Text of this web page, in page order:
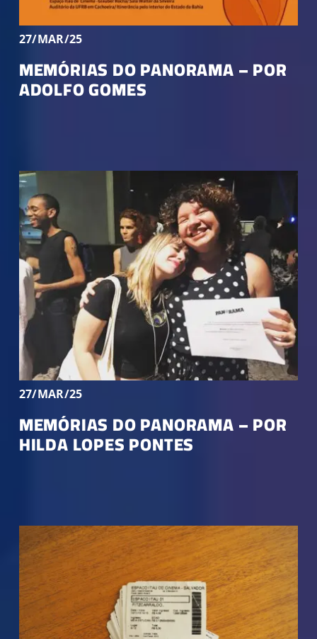
Parceiros
27/MAR/25
MEMÓRIAS DO PANORAMA – POR
ADOLFO GOMES
27/MAR/25
MEMÓRIAS DO PANORAMA – POR
HILDA LOPES PONTES